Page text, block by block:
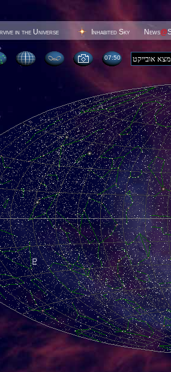
in the Universe Inhabited Sky News@
07 50